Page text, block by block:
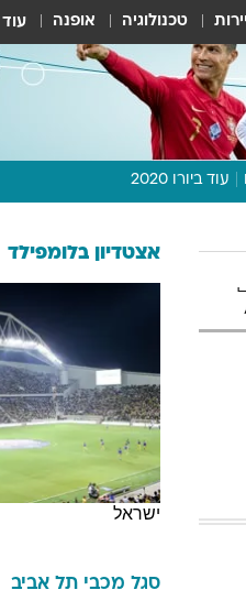
טכנולוגיה אופנה עוד
עוד ביורו 2020
תכנית היורו
וואלה! ספורט
אצטדיון בלומפילד
ישראל
סגל מכבי תל אביב